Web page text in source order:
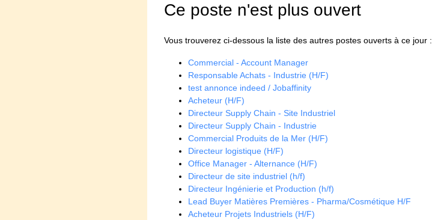
Ce poste n'est plus ouvert
Vous trouverez ci-dessous la liste des autres postes ouverts à ce jour :
Commercial - Account Manager
Responsable Achats - Industrie (H/F)
test annonce indeed / Jobaffinity
Acheteur (H/F)
Directeur Supply Chain - Site Industriel
Directeur Supply Chain - Industrie
Commercial Produits de la Mer (H/F)
Directeur logistique (H/F)
Office Manager - Alternance (H/F)
Directeur de site industriel (h/f)
Directeur Ingénierie et Production (h/f)
Lead Buyer Matières Premières - Pharma/Cosmétique H/F
Acheteur Projets Industriels (H/F)